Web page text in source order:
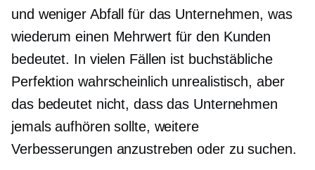
und weniger Abfall für das Unternehmen, was
wiederum einen Mehrwert für den Kunden
bedeutet. In vielen Fällen ist buchstäbliche
Perfektion wahrscheinlich unrealistisch, aber
das bedeutet nicht, dass das Unternehmen
jemals aufhören sollte, weitere
Verbesserungen anzustreben oder zu suchen.